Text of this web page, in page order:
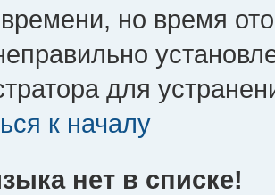
времени, но время
для
к началу
нет в списке!